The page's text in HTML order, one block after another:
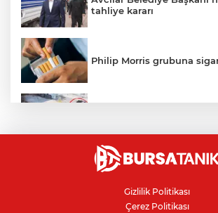
tahliye kararı
Philip Morris grubuna
Nilüfer'de kaldırım
Gizlilik Politikası
Çerez Politikası